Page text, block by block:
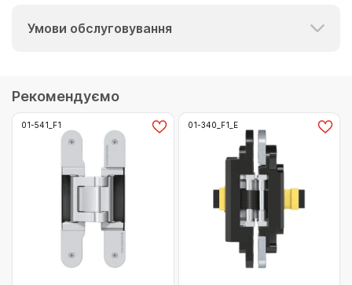
Умови обслуговування
Рекомендуємо
01-541_F1 01-340_F1_E